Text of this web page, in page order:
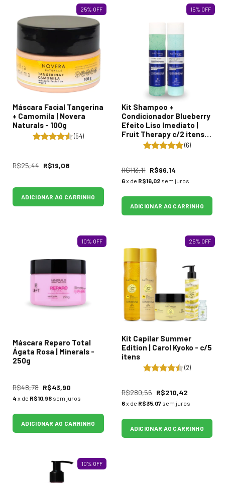
25% OFF
Máscara Facial Tangerina
+ Camomila | Novera
Naturals - 100g
(54)
R$25,44 R$19,08
ADICIONAR AO CARRINHO
15% OFF
Kit Shampoo +
Condicionador Blueberry
Efeito Liso Imediato |
Fruit Therapy c/2 itens -
2x290ml
(6)
R$113,11 R$96,14
6x de R$16,02 sem juros
ADICIONAR AO CARRINHO
10% OFF
Máscara Reparo Total
Ágata Rosa | Minerals -
250g
R$48,78 R$43,90
4 x de R$10,98 sem juros
ADICIONAR AO CARRINHO
25% OFF
Kit Capilar Summer
Edition | Carol Kyoko - c/5
itens
(2)
R$280,56 R$210,42
6x de R$35,07 sem juros
ADICIONAR AO CARRINHO
10% OFF